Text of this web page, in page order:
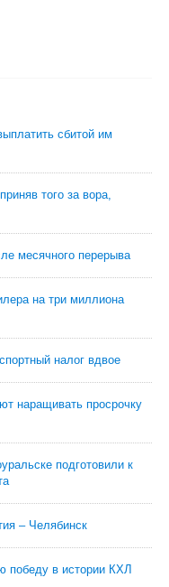
сбитой им
того за вора,
месячного перерыва
на три миллиона
налог вдвое
наращивать просрочку
подготовили к
– Челябинск
победу в истории КХЛ